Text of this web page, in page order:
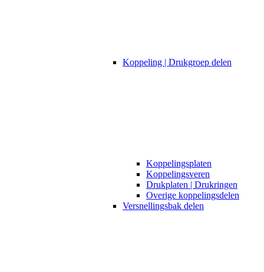
Koppeling | Drukgroep delen
Koppelingsplaten
Koppelingsveren
Drukplaten | Drukringen
Overige koppelingsdelen
Versnellingsbak delen